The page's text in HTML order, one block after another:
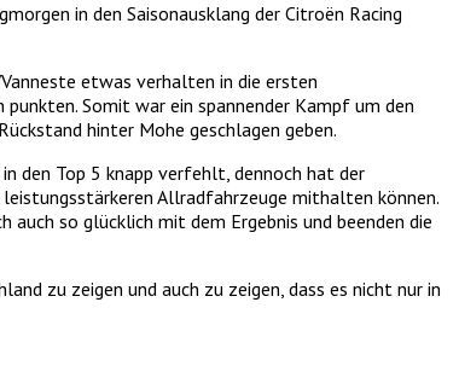
in den Saisonausklang der Citroën Racing
etwas verhalten in die ersten
Somit war ein spannender Kampf um den
hinter Mohe geschlagen geben.
den Top 5 knapp verfehlt, dennoch hat der
Allradfahrzeuge mithalten können.
auch so glücklich mit dem Ergebnis und beenden die
zu zeigen und auch zu zeigen, dass es nicht nur in